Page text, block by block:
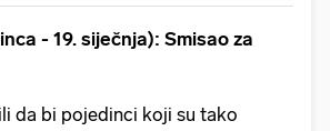
- 19. siječnja): Smisao za
da bi pojedinci koji su tako